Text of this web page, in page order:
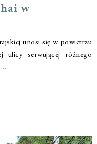
w
unosi się w powietrzu
ulicy serwującej różnego